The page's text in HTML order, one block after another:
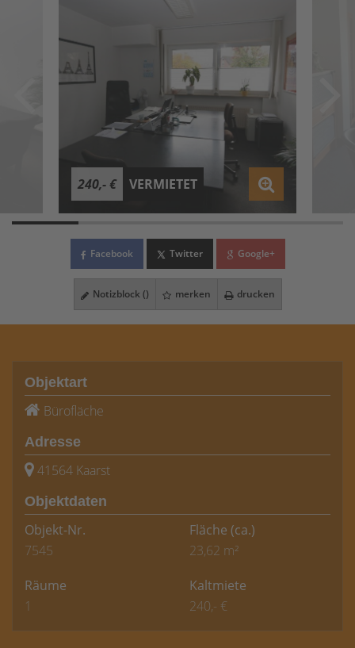
240,- € VERMIETET
Facebook Twitter Google+
Notizblock () merken drucken
Objektart
Bürofläche
Adresse
41564 Kaarst
Objektdaten
Objekt-Nr.
7545
Fläche (ca.)
23,62 m²
Räume
1
Kaltmiete
240,- €